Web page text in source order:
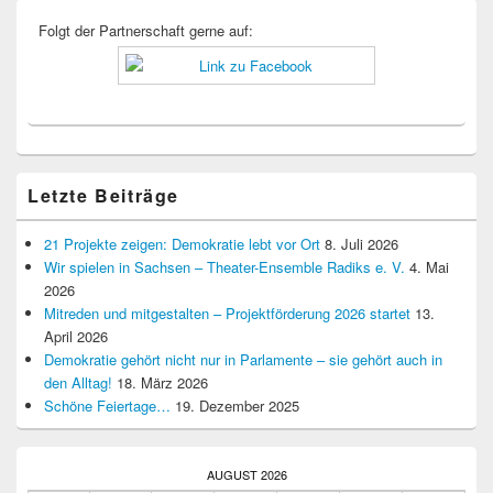
Folgt der Partnerschaft gerne auf:
Letzte Beiträge
21 Projekte zeigen: Demokratie lebt vor Ort 8. Juli 2026
Wir spielen in Sachsen – Theater-Ensemble Radiks e. V. 4. Mai
2026
Mitreden und mitgestalten – Projektförderung 2026 startet 13.
April 2026
Demokratie gehört nicht nur in Parlamente – sie gehört auch in
den Alltag! 18. März 2026
Schöne Feiertage… 19. Dezember 2025
AUGUST 2026